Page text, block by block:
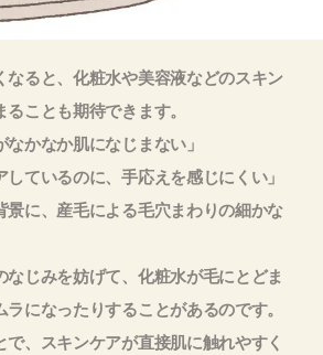
なると、化粧水や美容液などのスキン
ことも期待できます。
なかなか肌になじまない」
しているのに、手応えを感じにくい」
景に、産毛による毛穴まわりの細かな
なじみを妨げて、化粧水が毛にとどま
ラになったりすることがあるのです。
で、スキンケアが直接肌に触れやすく